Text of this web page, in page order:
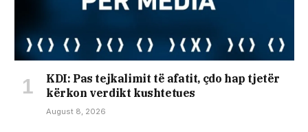
KDI: Pas tejkalimit të afatit, çdo hap tjetër
kërkon verdikt kushtetues
August 8, 2026